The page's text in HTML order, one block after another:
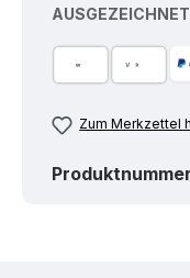
AUSGEZEICHNET
Zum Merkzettel